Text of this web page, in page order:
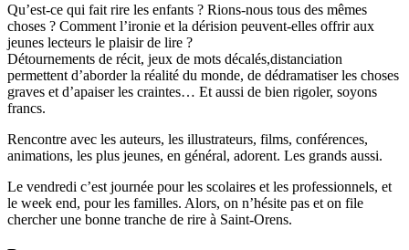
Qu’est-ce qui fait rire les enfants ? Rions-nous tous des mêmes
choses ? Comment l’ironie et la dérision peuvent-elles offrir aux
jeunes lecteurs le plaisir de lire ?
Détournements de récit, jeux de mots décalés,distanciation
permettent d’aborder la réalité du monde, de dédramatiser les choses
graves et d’apaiser les craintes… Et aussi de bien rigoler, soyons
francs.
Rencontre avec les auteurs, les illustrateurs, films, conférences,
animations, les plus jeunes, en général, adorent. Les grands aussi.
Le vendredi c’est journée pour les scolaires et les professionnels, et
le week end, pour les familles. Alors, on n’hésite pas et on file
chercher une bonne tranche de rire à Saint-Orens.